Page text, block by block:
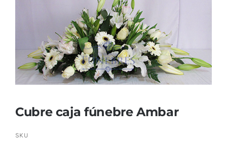
Orquídeas
Tipo de Flor
Detalles
Cubre caja fúnebre Ambar
SKU